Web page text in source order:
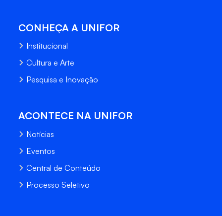
CONHEÇA A UNIFOR
Institucional
Cultura e Arte
Pesquisa e Inovação
ACONTECE NA UNIFOR
Notícias
Eventos
Central de Conteúdo
Processo Seletivo